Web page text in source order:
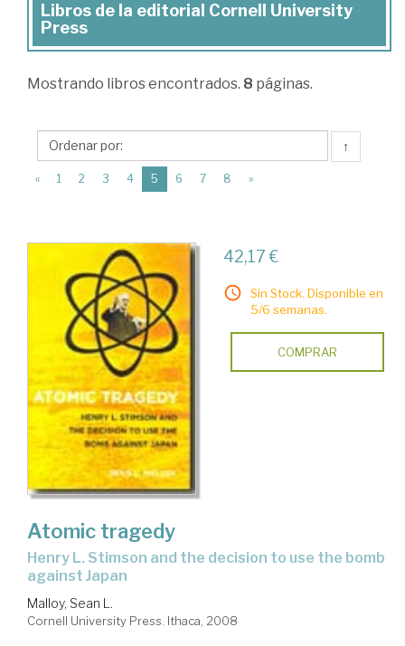
Libros
de
la
Cornell
University
Press
Libros de la editorial Cornell University
Press
Mostrando libros encontrados. 8 páginas.
↑
« 1 2 3 4 5 (current)
6 7 8 »
42,17 €
Sin Stock. Disponible en
5/6 semanas.
COMPRAR
Atomic tragedy
Henry L. Stimson and the decision to use the bomb
against Japan
Malloy, Sean L.
Cornell University Press. Ithaca, 2008